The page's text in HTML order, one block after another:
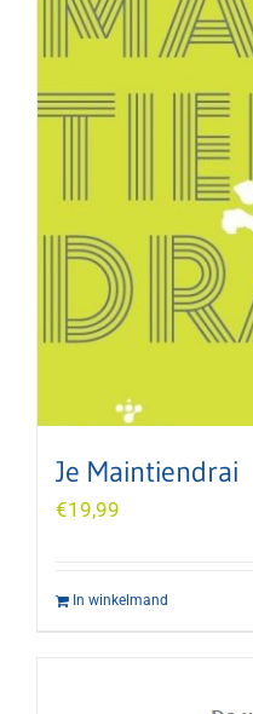
Je Maintiendrai
€19,99
In winkelmand